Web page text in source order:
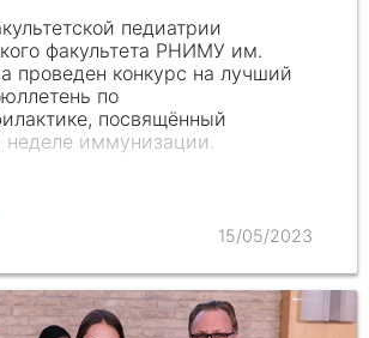
педиатрии
факультета РНИМУ им.
проведен конкурс на лучший
по
посвящённый
неделе иммунизации.
15/05/2023